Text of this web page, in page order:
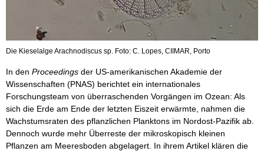
Die Kieselalge Arachnodiscus sp. Foto: C. Lopes, CIIMAR, Porto
In den Proceedings der US-amerikanischen Akademie der
Wissenschaften (PNAS) berichtet ein internationales
Forschungsteam von überraschenden Vorgängen im Ozean: Als
sich die Erde am Ende der letzten Eiszeit erwärmte, nahmen die
Wachstumsraten des pflanzlichen Planktons im Nordost-Pazifik ab.
Dennoch wurde mehr Überreste der mikroskopisch kleinen
Pflanzen am Meeresboden abgelagert. In ihrem Artikel klären die